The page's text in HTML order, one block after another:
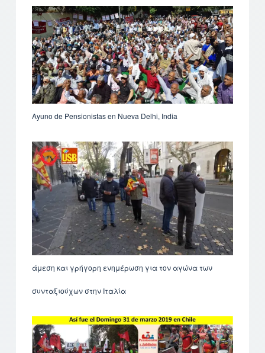
Ayuno de Pensionistas en Nueva Delhi, India
άμεση και γρήγορη ενημέρωση για τον αγώνα των
συνταξιούχων στην Ιταλία